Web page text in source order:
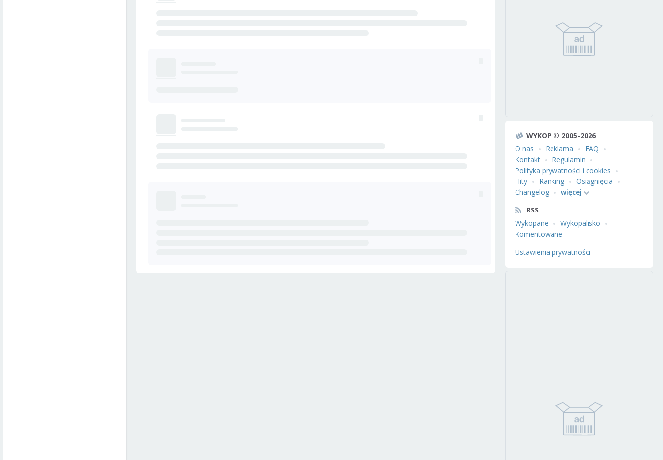
WYKOP © 2005-2026
O nas
Reklama
FAQ
Kontakt
Regulamin
Polityka prywatności i cookies
Hity
Ranking
Osiągnięcia
Changelog
więcej
RSS
Wykopane
Wykopalisko
Komentowane
Ustawienia prywatności